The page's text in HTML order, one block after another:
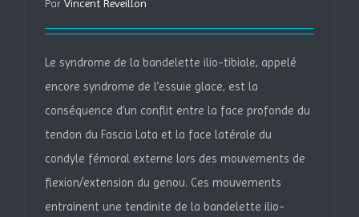
Par Vincent Reveillon
Le syndrome de la bandelette ilio-tibiale, appelé
encore syndrome de l’essuie glace, est la
conséquence d’un conflit entre la face profonde du
tendon du Fascia Lata et la face latérale du
condyle fémoral externe lors des mouvements de
flexion/extension du genou. Ces mouvements
entrainent une tendinite de la bandelette ilio-